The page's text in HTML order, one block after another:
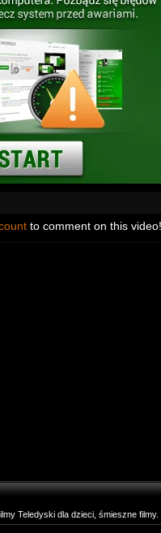
to comment on this video!
Teledyski dla dzieci, śmieszne